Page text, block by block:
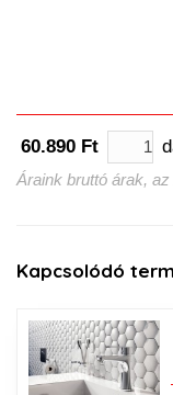
60.890 Ft
Áraink bruttó árak,
Kapcsolódó